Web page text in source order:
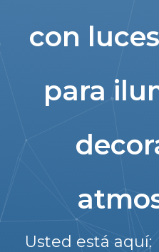
con
para
Usted está aquí: